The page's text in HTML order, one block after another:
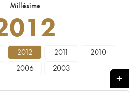
Millésime
2012 2011
2010
2006 2003